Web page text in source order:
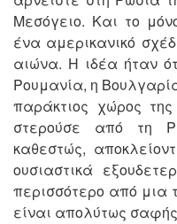
Μεσόγειο. Και το
ένα αμερικανικό
αιώνα. Η ιδέα ήταν
Ρουμανία, η
παράκτιος χώρος
στερούσε από τη
καθεστώς,
ουσιαστικά
περισσότερο από μια
είναι απολύτως